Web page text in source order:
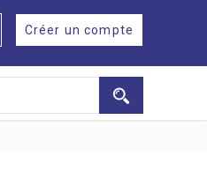
Créer un compte